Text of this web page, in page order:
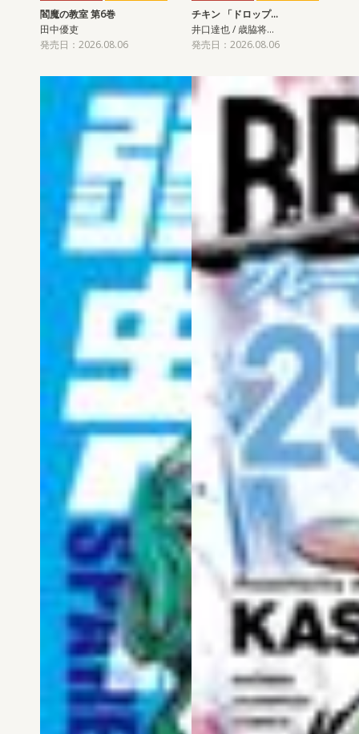
閻魔の教室 第6巻
田中優吏
発売日：2026.08.06
チキン 「ドロップ…
井口達也 / 歳脇将…
発売日：2026.08.06